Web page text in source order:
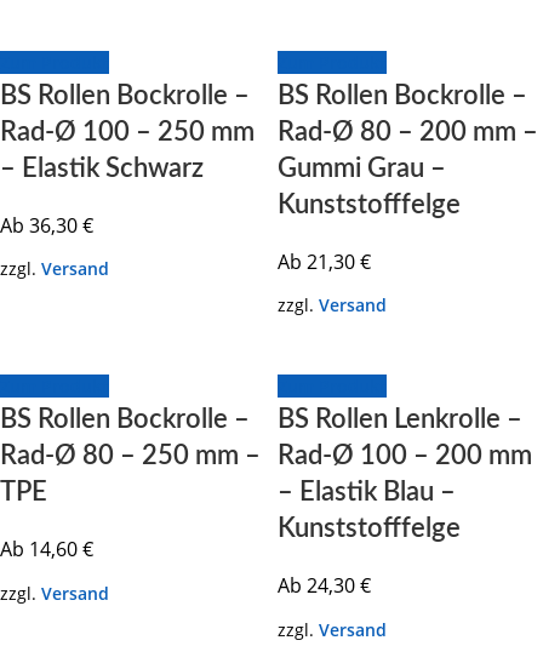
BS Rollen Bockrolle –
Rad-Ø 100 – 250 mm
– Elastik Schwarz
Ab 36,30€
zzgl. Versand
BS Rollen Bockrolle –
Rad-Ø 80 – 200 mm –
Gummi Grau –
Kunststofffelge
Ab 21,30€
zzgl. Versand
BS Rollen Bockrolle –
Rad-Ø 80 – 250 mm –
TPE
Ab 14,60€
zzgl. Versand
BS Rollen Lenkrolle –
Rad-Ø 100 – 200 mm
– Elastik Blau –
Kunststofffelge
Ab 24,30€
zzgl. Versand